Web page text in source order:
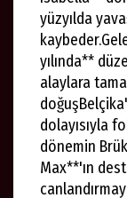
yüzyılda
yılında**
alaylara
dolayısıyla
dönemin
Max**'ın